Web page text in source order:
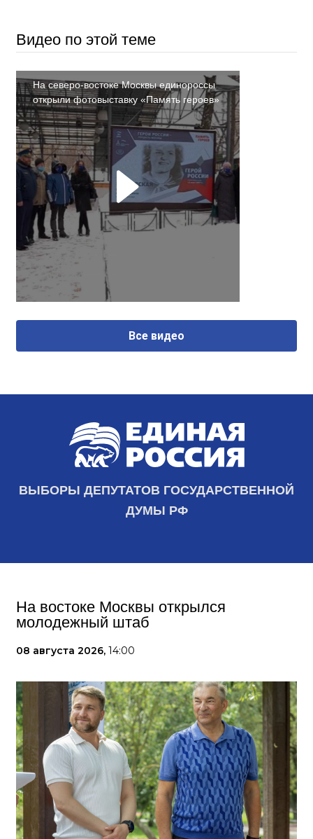
Видео по этой теме
На северо-востоке Москвы единороссы
открыли фотовыставку «Память героев»
Все видео
ВЫБОРЫ ДЕПУТАТОВ ГОСУДАРСТВЕННОЙ
ДУМЫ РФ
На востоке Москвы открылся
молодежный штаб
08 августа 2026, 14:00